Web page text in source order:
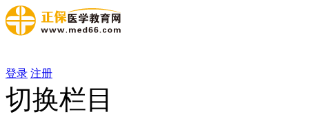
登录 注册
切换栏目